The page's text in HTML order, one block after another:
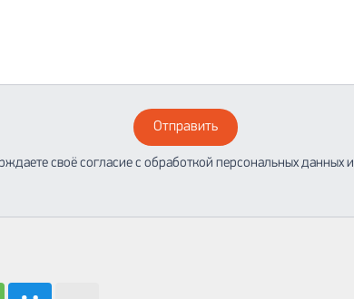
Отправить
своё согласие с обработкой персональных данных и